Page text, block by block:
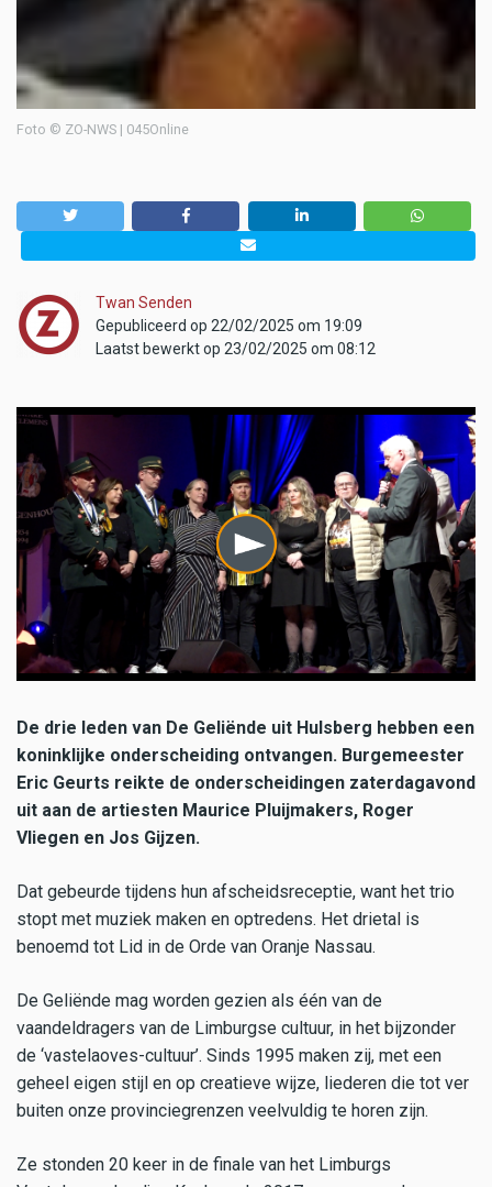
Foto © ZO-NWS | 045Online
Twan Senden
Gepubliceerd op 22/02/2025 om 19:09
Laatst bewerkt op 23/02/2025 om 08:12
De drie leden van De Geliënde uit Hulsberg hebben een
koninklijke onderscheiding ontvangen. Burgemeester
Eric Geurts reikte de onderscheidingen zaterdagavond
uit aan de artiesten Maurice Pluijmakers, Roger
Vliegen en Jos Gijzen.
Dat gebeurde tijdens hun afscheidsreceptie, want het trio
stopt met muziek maken en optredens. Het drietal is
benoemd tot Lid in de Orde van Oranje Nassau.
De Geliënde mag worden gezien als één van de
vaandeldragers van de Limburgse cultuur, in het bijzonder
de ‘vastelaoves-cultuur’. Sinds 1995 maken zij, met een
geheel eigen stijl en op creatieve wijze, liederen die tot ver
buiten onze provinciegrenzen veelvuldig te horen zijn.
Ze stonden 20 keer in de finale van het Limburgs